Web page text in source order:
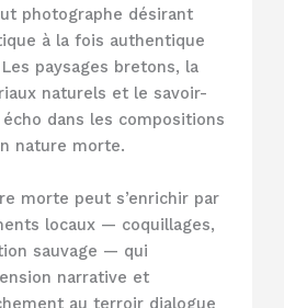
photographe désirant
à la fois authentique
paysages bretons, la
naturels et le savoir-
dans les compositions
nature morte.
morte peut s’enrichir par
locaux — coquillages,
sauvage — qui
narrative et
au terroir dialogue